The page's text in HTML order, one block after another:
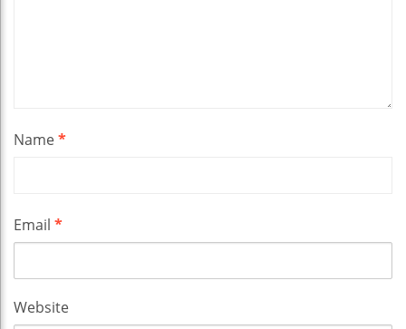
Name*
Email *
Website